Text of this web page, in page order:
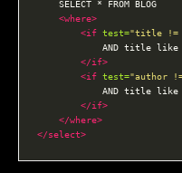
<where>
<if test="title !=
</if>
<if test="author
</if>
</where>
</select>